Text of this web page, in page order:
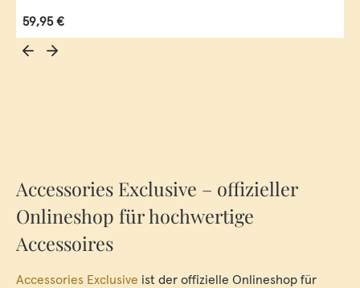
Regulärer Preis:
59,95 €
Accessories Exclusive – offizieller
Onlineshop für hochwertige
Accessoires
Accessories Exclusive ist der offizielle Onlineshop für